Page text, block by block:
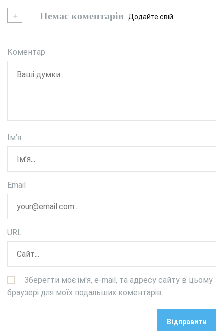
+ Немає коментарів Додайте свій
Коментар
Ім’я
Email
URL
Зберегти моє ім'я, e-mail, та адресу сайту в цьому
браузері для моїх подальших коментарів.